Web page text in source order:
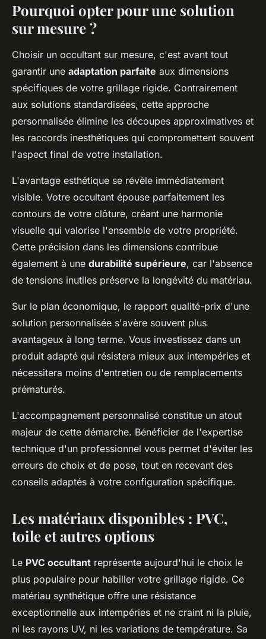
Pourquoi opter pour une solution
sur mesure ?
Choisir un occultant sur mesure, c'est avant tout
garantir une adaptation parfaite aux dimensions
spécifiques de votre grillage rigide. Contrairement
aux solutions standardisées, cette approche
personnalisée élimine les découpes approximatives et
les raccords inesthétiques qui compromettent souvent
l'aspect final de votre installation.
L'avantage esthétique se révèle immédiatement
visible. Votre occultant épouse parfaitement les
contours de votre clôture, créant une harmonie
visuelle qui valorise l'ensemble de votre propriété.
Cette précision dans les dimensions contribue
également à une durabilité supérieure, car l'absence
de tensions inutiles préserve la longévité du matériau.
Sur le plan économique, le rapport qualité-prix d'une
solution personnalisée s'avère souvent plus
avantageux à long terme. Vous investissez dans un
produit adapté qui résistera mieux aux intempéries et
nécessitera moins d'entretien ou de remplacements
prématurés.
L'accompagnement personnalisé constitue un atout
majeur de cette démarche. Bénéficier de l'expertise
technique d'un professionnel vous permet d'éviter les
erreurs de choix et de pose, tout en recevant des
conseils adaptés à votre configuration spécifique.
Les matériaux disponibles : PVC,
toile et autres options
Le PVC occultant représente aujourd'hui le choix le
plus populaire pour habiller votre grillage rigide. Ce
matériau synthétique offre une résistance
exceptionnelle aux intempéries et ne craint ni la pluie,
ni les rayons UV, ni les variations de température. Sa